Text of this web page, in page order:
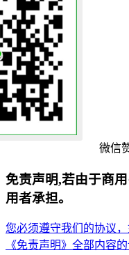
微信
免责声明,若由于商
用者承担。
您必须遵守我们的协议
《免责声明》全部内容